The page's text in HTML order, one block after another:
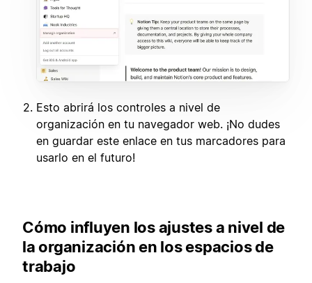
Esto abrirá los controles a nivel de
organización en tu navegador web. ¡No dudes
en guardar este enlace en tus marcadores para
usarlo en el futuro!
Cómo influyen los ajustes a nivel de
la organización en los espacios de
trabajo